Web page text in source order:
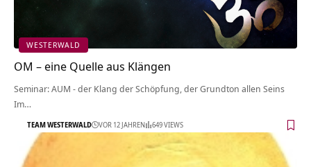
WESTERWALD
OM – eine Quelle aus Klängen
Seminar: AUM - der Klang der Schöpfung, der Grundton allen Seins
Im…
TEAM WESTERWALD VOR 12 JAHREN 649 VIEWS